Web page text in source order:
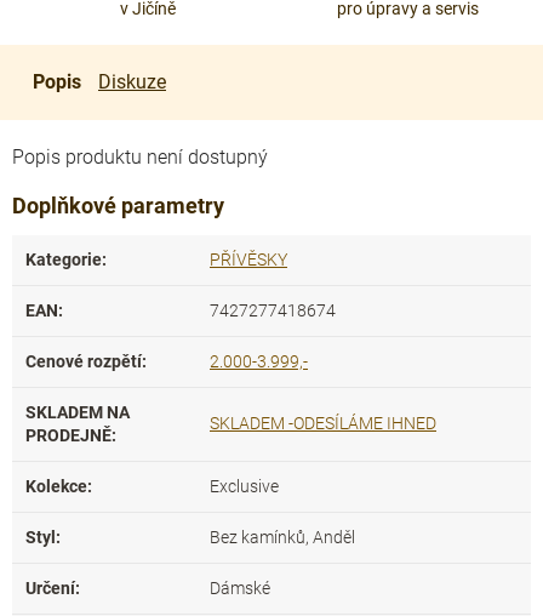
v Jičíně
pro úpravy a servis
Popis Diskuze
Popis produktu není dostupný
Doplňkové parametry
Kategorie: PŘÍVĚSKY
EAN: 7427277418674
Cenové rozpětí: 2.000-3.999,-
SKLADEM NA
PRODEJNĚ:
SKLADEM -ODESÍLÁME IHNED
Kolekce: Exclusive
Styl : Bez kamínků, Anděl
Určení: Dámské